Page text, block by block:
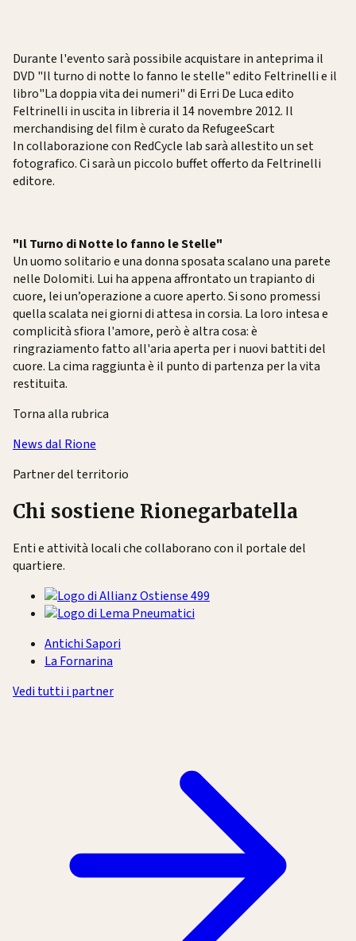
Durante l'evento sarà possibile acquistare in anteprima il
DVD "Il turno di notte lo fanno le stelle" edito Feltrinelli e il
libro"La doppia vita dei numeri" di Erri De Luca edito
Feltrinelli in uscita in libreria il 14 novembre 2012. Il
merchandising del film è curato da RefugeeScart
In collaborazione con RedCycle lab sarà allestito un set
fotografico. Ci sarà un piccolo buffet offerto da Feltrinelli
editore.
"Il Turno di Notte lo fanno le Stelle"
Un uomo solitario e una donna sposata scalano una parete
nelle Dolomiti. Lui ha appena affrontato un trapianto di
cuore, lei un’operazione a cuore aperto. Si sono promessi
quella scalata nei giorni di attesa in corsia. La loro intesa e
complicità sfiora l'amore, però è altra cosa: è
ringraziamento fatto all'aria aperta per i nuovi battiti del
cuore. La cima raggiunta è il punto di partenza per la vita
restituita.
Torna alla rubrica
News dal Rione
Partner del territorio
Chi sostiene Rionegarbatella
Enti e attività locali che collaborano con il portale del
quartiere.
Antichi Sapori
La Fornarina
Vedi tutti i partner